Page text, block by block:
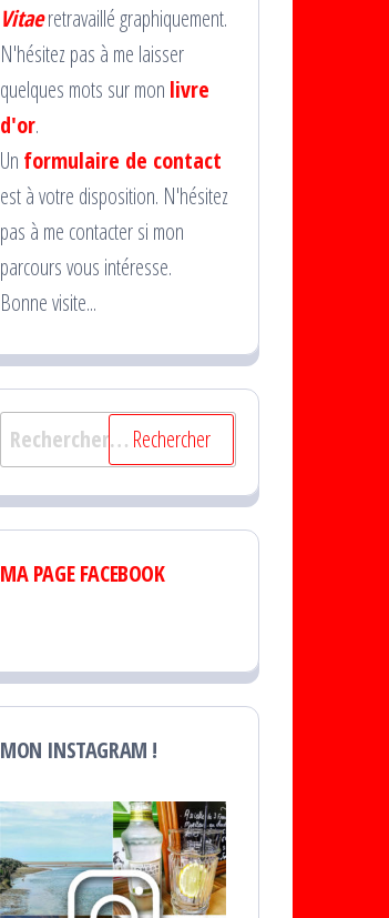
Vitaeretravaillé graphiquement.
N'hésitez pas à me laisser
quelques mots sur mon livre
d'or.
Un formulaire de contact
est à votre disposition. N'hésitez
pas à me contacter si mon
parcours vous intéresse.
Bonne visite...
Rechercher :
MA PAGE FACEBOOK
MON INSTAGRAM !